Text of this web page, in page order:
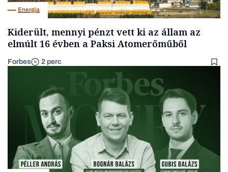
Energia
Kiderült, mennyi pénzt vett ki az állam az
elmúlt 16 évben a Paksi Atomerőműből
Forbes 2 perc